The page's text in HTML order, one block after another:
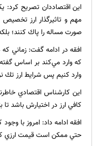
اين اقتصاددان تصريح كرد:
مهم و تاثيرگذار ارز
صورت مساله را پاك كنند؛
افقه در ادامه گفت: زماني
وارد كنيم پس شرايط ارز
اين كارشناس اقتصادي
كافي ارز در اختيارش باشد تا
افقه ادامه داد: امروز با
حتي ممكن است قيمت ارزي كه